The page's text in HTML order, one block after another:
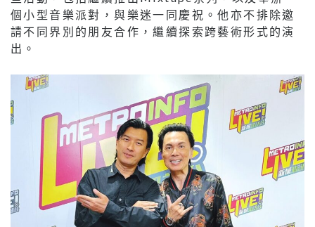
個小型音樂派對，與樂迷一同慶祝。他亦不排除邀
請不同界別的朋友合作，繼續探索跨藝術形式的演
出。